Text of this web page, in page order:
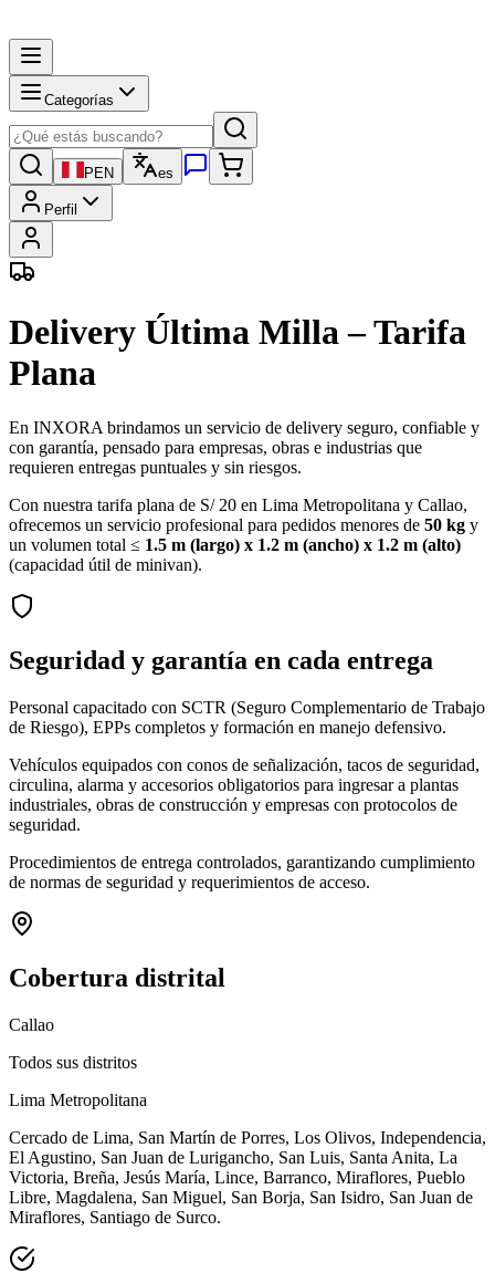
Categorías
PEN es
Perfil
Delivery Última Milla – Tarifa
Plana
En INXORA brindamos un servicio de delivery seguro, confiable y
con garantía, pensado para empresas, obras e industrias que
requieren entregas puntuales y sin riesgos.
Con nuestra tarifa plana de S/ 20 en Lima Metropolitana y Callao,
ofrecemos un servicio profesional para pedidos menores de 50 kg y
un volumen total ≤ 1.5 m (largo) x 1.2 m (ancho) x 1.2 m (alto)
(capacidad útil de minivan).
Seguridad y garantía en cada entrega
Personal capacitado con SCTR (Seguro Complementario de Trabajo
de Riesgo), EPPs completos y formación en manejo defensivo.
Vehículos equipados con conos de señalización, tacos de seguridad,
circulina, alarma y accesorios obligatorios para ingresar a plantas
industriales, obras de construcción y empresas con protocolos de
seguridad.
Procedimientos de entrega controlados, garantizando cumplimiento
de normas de seguridad y requerimientos de acceso.
Cobertura distrital
Callao
Todos sus distritos
Lima Metropolitana
Cercado de Lima, San Martín de Porres, Los Olivos, Independencia,
El Agustino, San Juan de Lurigancho, San Luis, Santa Anita, La
Victoria, Breña, Jesús María, Lince, Barranco, Miraflores, Pueblo
Libre, Magdalena, San Miguel, San Borja, San Isidro, San Juan de
Miraflores, Santiago de Surco.